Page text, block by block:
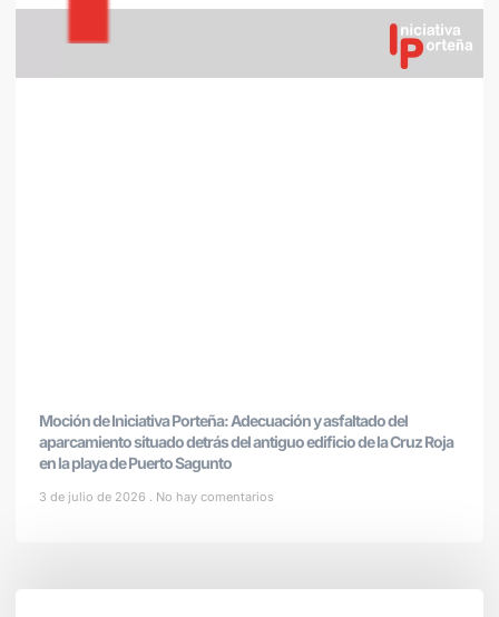
Moción de Iniciativa Porteña: Adecuación y asfaltado del
aparcamiento situado detrás del antiguo edificio de la Cruz Roja
en la playa de Puerto Sagunto
3 de julio de 2026 No hay comentarios